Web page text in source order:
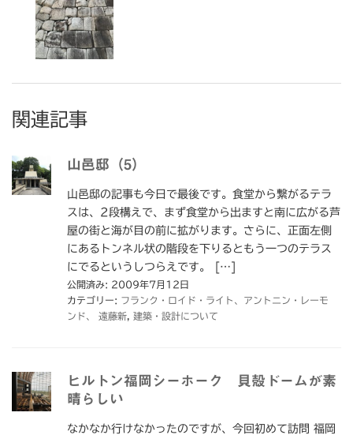
関連記事
山邑邸（5）
山邑邸の記事も今日で最後です。食堂から繋がるテラ
スは、2段構えで、まず食堂から出ますと南に広がる芦
屋の街と海が目の前に拡がります。さらに、正面左側
にあるトンネル状の階段を下りるともう一つのテラス
にでるというしつらえです。 […]
公開済み: 2009年7月12日
カテゴリー: フランク・ロイド・ライト、アントニン・レーモ
ンド、 遠藤新
建築・設計について
ヒルトン福岡シーホーク 貝殻ドームが素
晴らしい
なかなか行けなかったのですが、今回初めて訪問 福岡